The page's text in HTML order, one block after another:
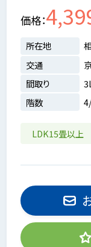
価格
所在地
交通
間取り
階数
LDK15畳以上